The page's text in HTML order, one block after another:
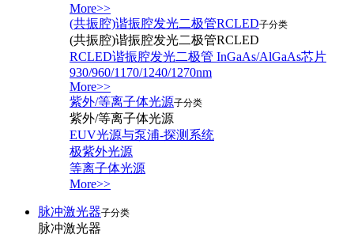
More>>
(共振腔)谐振腔发光二极管RCLED子分类
(共振腔)谐振腔发光二极管RCLED
RCLED谐振腔发光二极管 InGaAs/AlGaAs芯片
930/960/1170/1240/1270nm
More>>
紫外/等离子体光源子分类
紫外/等离子体光源
EUV光源与泵浦-探测系统
极紫外光源
等离子体光源
More>>
脉冲激光器子分类
脉冲激光器